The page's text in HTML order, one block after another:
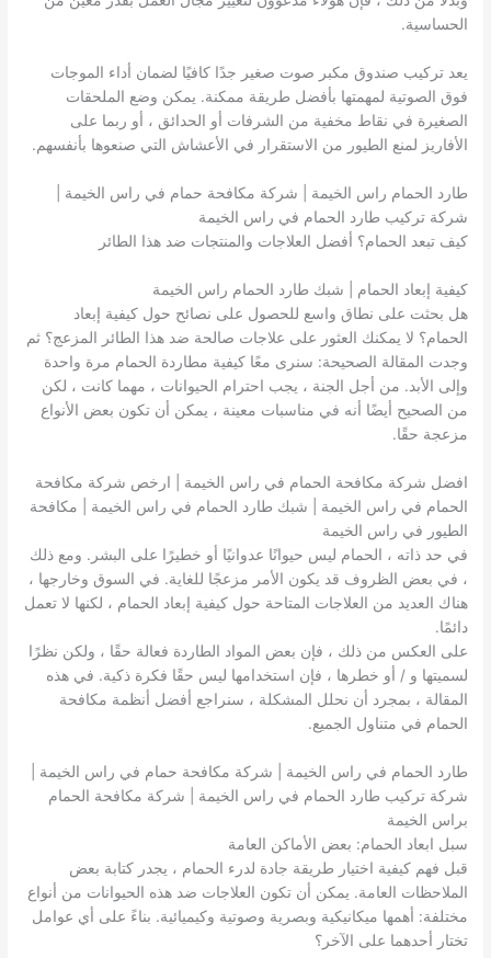
الحساسية.
يعد تركيب صندوق مكبر صوت صغير جدًا كافيًا لضمان أداء الموجات
فوق الصوتية لمهمتها بأفضل طريقة ممكنة. يمكن وضع الملحقات
الصغيرة في نقاط مخفية من الشرفات أو الحدائق ، أو ربما على
الأفاريز لمنع الطيور من الاستقرار في الأعشاش التي صنعوها بأنفسهم.
طارد الحمام راس الخيمة | شركة مكافحة حمام في راس الخيمة |
شركة تركيب طارد الحمام في راس الخيمة
كيف تبعد الحمام؟ أفضل العلاجات والمنتجات ضد هذا الطائر
كيفية إبعاد الحمام | شبك طارد الحمام راس الخيمة
هل بحثت على نطاق واسع للحصول على نصائح حول كيفية إبعاد
الحمام؟ لا يمكنك العثور على علاجات صالحة ضد هذا الطائر المزعج؟ ثم
وجدت المقالة الصحيحة: سنرى معًا كيفية مطاردة الحمام مرة واحدة
وإلى الأبد. من أجل الجنة ، يجب احترام الحيوانات ، مهما كانت ، لكن
من الصحيح أيضًا أنه في مناسبات معينة ، يمكن أن تكون بعض الأنواع
مزعجة حقًا.
افضل شركة مكافحة الحمام في راس الخيمة | ارخص شركة مكافحة
الحمام في راس الخيمة | شبك طارد الحمام في راس الخيمة | مكافحة
الطيور في راس الخيمة
في حد ذاته ، الحمام ليس حيوانًا عدوانيًا أو خطيرًا على البشر. ومع ذلك
، في بعض الظروف قد يكون الأمر مزعجًا للغاية. في السوق وخارجها ،
هناك العديد من العلاجات المتاحة حول كيفية إبعاد الحمام ، لكنها لا تعمل
دائمًا.
على العكس من ذلك ، فإن بعض المواد الطاردة فعالة حقًا ، ولكن نظرًا
لسميتها و / أو خطرها ، فإن استخدامها ليس حقًا فكرة ذكية. في هذه
المقالة ، بمجرد أن نحلل المشكلة ، سنراجع أفضل أنظمة مكافحة
الحمام في متناول الجميع.
طارد الحمام في راس الخيمة | شركة مكافحة حمام في راس الخيمة |
شركة تركيب طارد الحمام في راس الخيمة | شركة مكافحة الحمام
براس الخيمة
سبل ابعاد الحمام: بعض الأماكن العامة
قبل فهم كيفية اختيار طريقة جادة لدرء الحمام ، يجدر كتابة بعض
الملاحظات العامة. يمكن أن تكون العلاجات ضد هذه الحيوانات من أنواع
مختلفة: أهمها ميكانيكية وبصرية وصوتية وكيميائية. بناءً على أي عوامل
تختار أحدهما على الآخر؟